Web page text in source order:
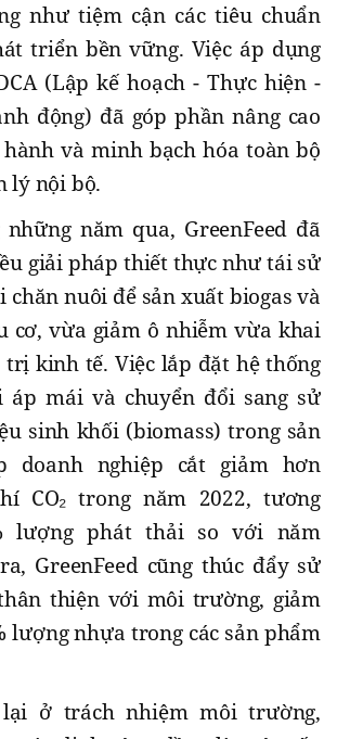
như tiệm cận các tiêu chuẩn
triển bền vững. Việc áp dụng
(Lập kế hoạch - Thực hiện -
động) đã góp phần nâng cao
và minh bạch hóa toàn bộ
lý nội bộ.
năm qua, GreenFeed đã
giải pháp thiết thực như tái sử
chăn nuôi để sản xuất biogas và
cơ, vừa giảm ô nhiễm vừa khai
kinh tế. Việc lắp đặt hệ thống
mái và chuyển đổi sang sử
sinh khối (biomass) trong sản
doanh nghiệp cắt giảm hơn
CO₂ trong năm 2022, tương
lượng phát thải so với năm
GreenFeed cũng thúc đẩy sử
thiện với môi trường, giảm
lượng nhựa trong các sản phẩm
ở trách nhiệm môi trường,